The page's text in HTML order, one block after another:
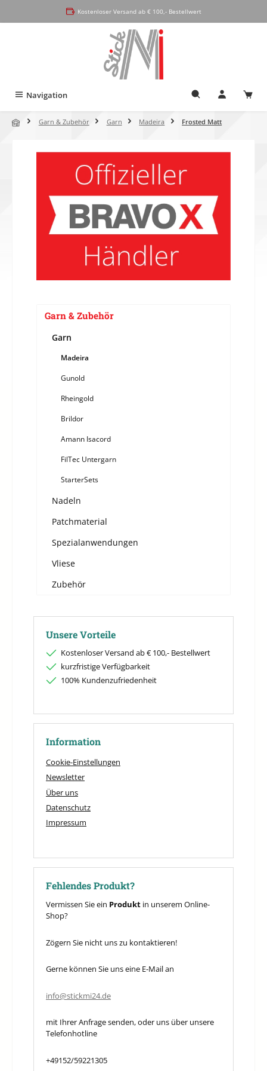
Kostenloser Versand ab € 100,- Bestellwert
Navigation
Garn & Zubehör Garn Madeira Frosted Matt
Garn & Zubehör
Garn
Madeira
Gunold
Rheingold
Brildor
Amann Isacord
FilTec Untergarn
StarterSets
Nadeln
Patchmaterial
Spezialanwendungen
Vliese
Zubehör
Unsere Vorteile
Kostenloser Versand ab € 100,- Bestellwert
kurzfristige Verfügbarkeit
100% Kundenzufriedenheit
Information
Cookie-Einstellungen
Newsletter
Über uns
Datenschutz
Impressum
Fehlendes Produkt?
Vermissen Sie ein Produkt in unserem Online-
Shop?
Zögern Sie nicht uns zu kontaktieren!
Gerne können Sie uns eine E-Mail an
info@stickmi24.de
mit Ihrer Anfrage senden, oder uns über unsere
Telefonhotline
+49152/59221305